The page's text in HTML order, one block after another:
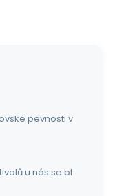
pevnosti v
u nás se bl